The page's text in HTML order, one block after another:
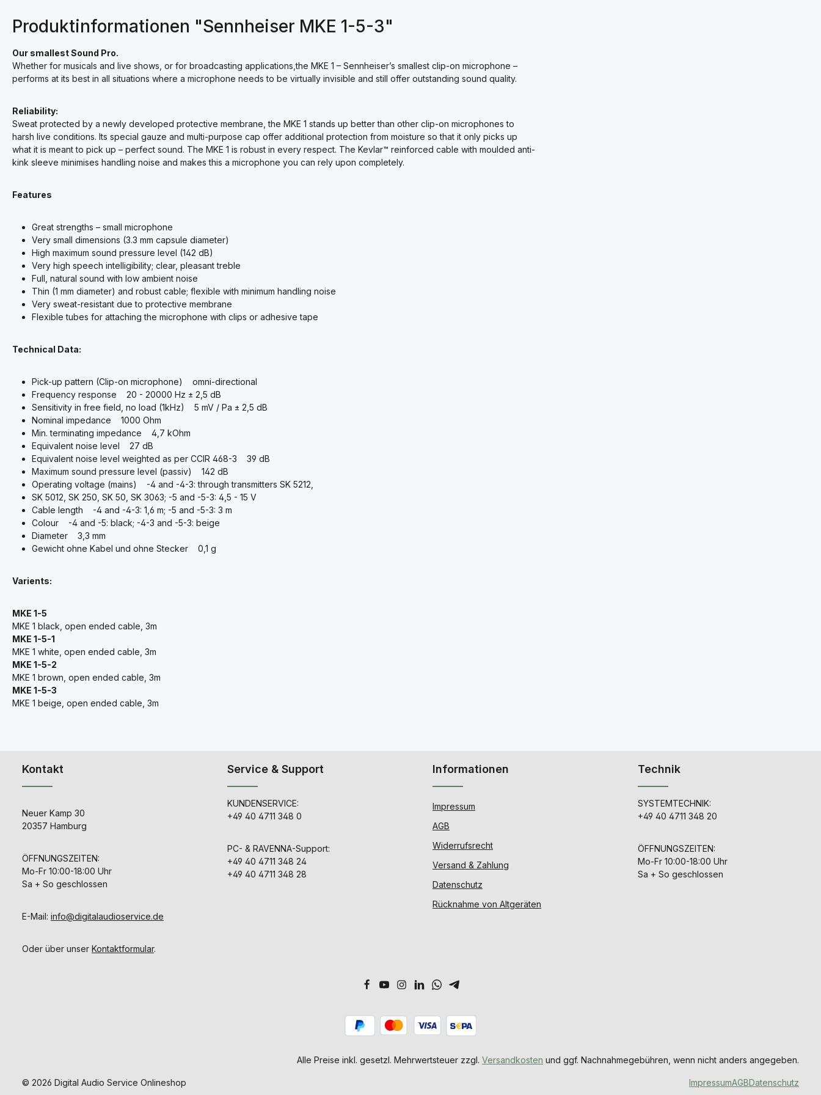
Produktinformationen "Sennheiser MKE 1-5-3"
Our smallest Sound Pro.
Whether for musicals and live shows, or for broadcasting applications,the MKE 1 – Sennheiser’s smallest clip-on microphone –
performs at its best in all situations where a microphone needs to be virtually invisible and still offer outstanding sound quality.
Reliability:
Sweat protected by a newly developed protective membrane, the MKE 1 stands up better than other clip-on microphones to
harsh live conditions. Its special gauze and multi-purpose cap offer additional protection from moisture so that it only picks up
what it is meant to pick up – perfect sound. The MKE 1 is robust in every respect. The Kevlar™ reinforced cable with moulded anti-
kink sleeve minimises handling noise and makes this a microphone you can rely upon completely.
Features
Great strengths – small microphone
Very small dimensions (3.3 mm capsule diameter)
High maximum sound pressure level (142 dB)
Very high speech intelligibility; clear, pleasant treble
Full, natural sound with low ambient noise
Thin (1 mm diameter) and robust cable; flexible with minimum handling noise
Very sweat-resistant due to protective membrane
Flexible tubes for attaching the microphone with clips or adhesive tape
Technical Data:
Pick-up pattern (Clip-on microphone) omni-directional
Frequency response 20 - 20000 Hz ± 2,5 dB
Sensitivity in free field, no load (1kHz) 5 mV / Pa ± 2,5 dB
Nominal impedance 1000 Ohm
Min. terminating impedance 4,7 kOhm
Equivalent noise level 27 dB
Equivalent noise level weighted as per CCIR 468-3 39 dB
Maximum sound pressure level (passiv) 142 dB
Operating voltage (mains) -4 and -4-3: through transmitters SK 5212,
SK 5012, SK 250, SK 50, SK 3063; -5 and -5-3: 4,5 - 15 V
Cable length -4 and -4-3: 1,6 m; -5 and -5-3: 3 m
Colour -4 and -5: black; -4-3 and -5-3: beige
Diameter 3,3 mm
Gewicht ohne Kabel und ohne Stecker 0,1 g
Varients:
MKE 1-5
MKE 1 black, open ended cable, 3m
MKE 1-5-1
MKE 1 white, open ended cable, 3m
MKE 1-5-2
MKE 1 brown, open ended cable, 3m
MKE 1-5-3
MKE 1 beige, open ended cable, 3m
Kontakt
Neuer Kamp 30
20357 Hamburg
ÖFFNUNGSZEITEN:
Mo-Fr 10:00-18:00 Uhr
Sa + So geschlossen
E-Mail: info@digitalaudioservice.de
Oder über unser Kontaktformular.
Service & Support
KUNDENSERVICE:
+49 40 4711 348 0
PC- & RAVENNA-Support:
+49 40 4711 348 24
+49 40 4711 348 28
Informationen
Impressum
AGB
Widerrufsrecht
Versand & Zahlung
Datenschutz
Rücknahme von Altgeräten
Technik
SYSTEMTECHNIK:
+49 40 4711 348 20
ÖFFNUNGSZEITEN:
Mo-Fr 10:00-18:00 Uhr
Sa + So geschlossen
Alle Preise inkl. gesetzl. Mehrwertsteuer zzgl. Versandkosten und ggf. Nachnahmegebühren, wenn nicht anders angegeben.
© 2026 Digital Audio Service Onlineshop ImpressumAGBDatenschutz